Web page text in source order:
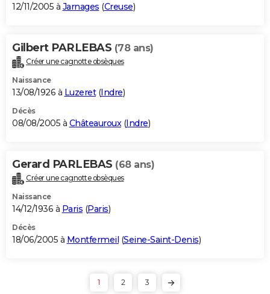
12/11/2005 à Jarnages (Creuse)
Gilbert PARLEBAS (78 ans)
Créer une cagnotte obsèques
Naissance
13/08/1926 à Luzeret(Indre)
Décès
08/08/2005 à Châteauroux(Indre)
Gerard PARLEBAS (68 ans)
Créer une cagnotte obsèques
Naissance
14/12/1936 à Paris (Paris)
Décès
18/06/2005 à Montfermeil (Seine-Saint-Denis)
1 2 3